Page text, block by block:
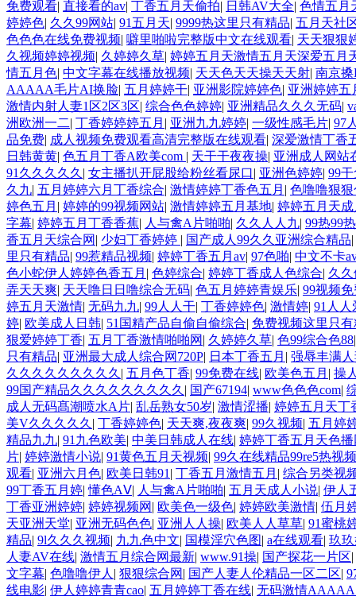
免费观看| 直接看的av| 丁香五月天偷拍| 日韩AV大全| 色情五月
婷婷色| 久久99网站| 91五月天| 9999热这里只有精品| 五月天社
色色色在线免费视频| 噼里啪啦完整版中文在线观看| 天天狠狠
久视频婷婷视频| 久婷婷久草| 婷婷五月天激情五月天深爱五月
情五月色| 中文字幕在线播放视频| 天天色天天操天天射| 南京
AAAAA毛片AI换脸| 五月婷婷干| 亚洲影院婷婷色| 亚洲婷婷五
激情内射人妻1区2区3区| 综合色色婷婷| 亚洲精品久久久无码|
洲欧洲一二| 丁香婷婷婷五月 | 亚洲九九婷婷| 一级性感毛片| 97
品免费| 成人视频免费观看高清完整版在线观看| 深爱激情丁香
日韩黄黄| 色五月丁香A欧美com | 天干干夜夜操| 亚洲成人网站
91久久久久久 | 女主播扒开屁股给粉丝看尿口| 亚洲色婷婷| 99
久九| 五月婷婷六月丁香综合| 激情婷婷丁香色五月 | 色噜噜狠
婷色五月 | 婷婷的99视频网站| 激情婷婷五月基地| 婷婷五月天
字幕| 婷婷五月丁香香蕉| 人与禽A片啪啪| 久久人人九| 99热99热
香五月天综合网 | 少妇丁香婷婷 | 国产成人99久久亚洲综合精品|
里只有精品| 99惹精品视频| 婷婷丁香五月av| 97色啪| 中文不卡
色小蛇伊人婷婷色香五月 | 色婷综合| 婷婷丁香成人色综合| 久
弄天天爽| 天天噜日日噜综合无码| 色五月婷婷青娱乐| 99视频
婷五月天激情| 无码九九| 99人人干| 丁香婷婷色| 激情婷| 91人人
婷| 欧美成人日韩| 51国精产品自偷自偷综合| 免费视频这里只
狠爱婷婷丁香| 五月丁香激情啪啪网 | 久婷婷久草| 色99综合色88
只有精品| 亚洲最大成人综合网720P| 日本丁香五月 | 强辱丰满
久久久久久久久久久 | 五月色丁香| 99免费在线| 欧美色五月 | 操
99国产精品久久久久久久久久久 | 国产67194| www色色色com|
成人无码髙潮喷水A片| 乱岳熟女50岁| 激情涩播| 婷婷五月天丁
美V久久久久久 | 丁香婷婷色| 天天爽,夜夜爽| 99久视频| 五月婷
精品九九| 91九色欧美| 中美日韩成人在线| 婷婷丁香五月天色
片| 婷婷激情小说| 91黄色五月天视频| 99久在线精品99re5热视频
观看| 亚洲六月色| 欧美日韩91 | 丁香五月激情五月 | 综合另类视
99丁香五月婷|懂色AⅤ| 人与禽A片啪啪| 五月天成人小说| 伊人
丁香亚洲婷婷| 婷婷视频网 | 欧美色一级色| 婷婷欧美激情| 伍月
天亚洲天堂| 亚洲无码色色| 亚洲人人操| 欧美人人草草| 91蜜桃
精品| 9l久久久视频| 九九色中文| 国模淫穴色图| a在线观看| 玖
人妻AV在线| 激情五月综合网最新| www.91操| 国产探花一片区|
文字幕| 色噜噜伊人 | 狠狠综合网 | 国产人妻人伦精品一区二区|
线电影| 伊人婷婷青青cao| 五月婷婷丁香在线| 无码激情